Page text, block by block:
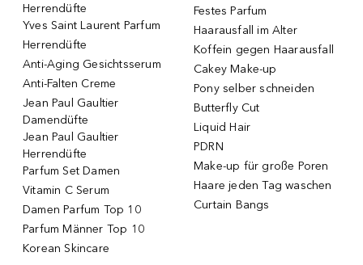
Herrendüfte
Yves Saint Laurent Parfum
Herrendüfte
Anti-Aging Gesichtsserum
Anti-Falten Creme
Jean Paul Gaultier
Damendüfte
Jean Paul Gaultier
Herrendüfte
Parfum Set Damen
Vitamin C Serum
Damen Parfum Top 10
Parfum Männer Top 10
Korean Skincare
Festes Parfum
Haarausfall im Alter
Koffein gegen Haarausfall
Cakey Make-up
Pony selber schneiden
Butterfly Cut
Liquid Hair
PDRN
Make-up für große Poren
Haare jeden Tag waschen
Curtain Bangs